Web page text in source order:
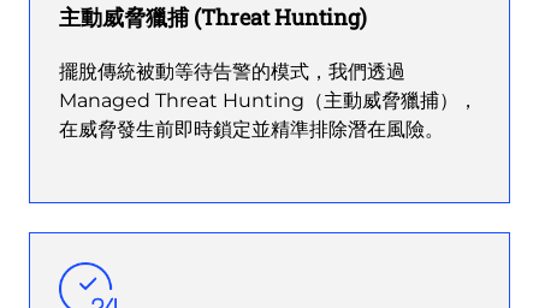
主動威脅獵捕 (Threat Hunting)
擺脫傳統被動等待告警的模式，我們透過
Managed Threat Hunting（主動威脅獵捕），
在威脅發生前即時鎖定並精準排除潛在風險。